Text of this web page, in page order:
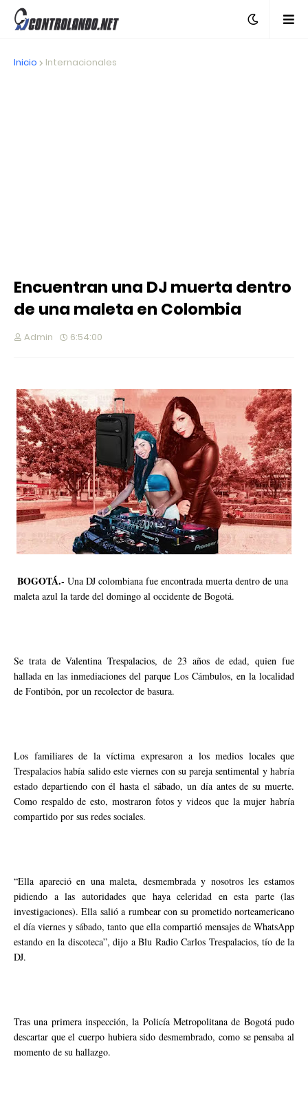
Inicio Internacionales
Encuentran una DJ muerta dentro
de una maleta en Colombia
Admin 6:54:00
BOGOTÁ.- Una DJ colombiana fue encontrada muerta dentro de una
maleta azul la tarde del domingo al occidente de Bogotá.
Se trata de Valentina Trespalacios, de 23 años de edad, quien fue
hallada en las inmediaciones del parque Los Cámbulos, en la localidad
de Fontibón, por un recolector de basura.
Los familiares de la víctima expresaron a los medios locales que
Trespalacios había salido este viernes con su pareja sentimental y habría
estado departiendo con él hasta el sábado, un día antes de su muerte.
Como respaldo de esto, mostraron fotos y videos que la mujer habría
compartido por sus redes sociales.
“Ella apareció en una maleta, desmembrada y nosotros les estamos
pidiendo a las autoridades que haya celeridad en esta parte (las
investigaciones). Ella salió a rumbear con su prometido norteamericano
el día viernes y sábado, tanto que ella compartió mensajes de WhatsApp
estando en la discoteca”, dijo a Blu Radio Carlos Trespalacios, tío de la
DJ.
Tras una primera inspección, la Policía Metropolitana de Bogotá pudo
descartar que el cuerpo hubiera sido desmembrado, como se pensaba al
momento de su hallazgo.